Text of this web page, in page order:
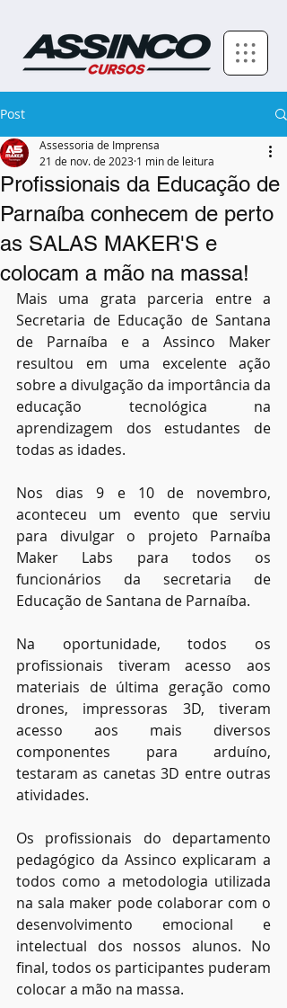
Post
Profissionais da Educação de
Parnaíba conhecem de perto
as SALAS MAKER'S e
colocam a mão na massa!
Assessoria de Imprensa
21 de nov. de 2023 1 min de leitura
Mais uma grata parceria entre a
Secretaria de Educação de Santana
de Parnaíba e a Assinco Maker
resultou em uma excelente ação
sobre a divulgação da importância da
educação tecnológica na
aprendizagem dos estudantes de
todas as idades.
Nos dias 9 e 10 de novembro,
aconteceu um evento que serviu
para divulgar o projeto Parnaíba
Maker Labs para todos os
funcionários da secretaria de
Educação de Santana de Parnaíba.
Na oportunidade, todos os
profissionais tiveram acesso aos
materiais de última geração como
drones, impressoras 3D, tiveram
acesso aos mais diversos
componentes para arduíno,
testaram as canetas 3D entre outras
atividades.
Os profissionais do departamento
pedagógico da Assinco explicaram a
todos como a metodologia utilizada
na sala maker pode colaborar com o
desenvolvimento emocional e
intelectual dos nossos alunos. No
final, todos os participantes puderam
colocar a mão na massa.